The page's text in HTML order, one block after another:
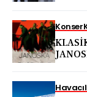
Konser